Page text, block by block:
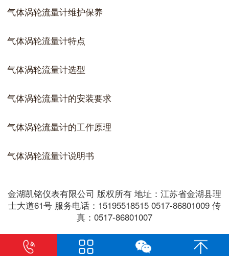
气体涡轮流量计维护保养
气体涡轮流量计特点
气体涡轮流量计选型
气体涡轮流量计的安装要求
气体涡轮流量计的工作原理
气体涡轮流量计说明书
金湖凯铭仪表有限公司 版权所有 地址：江苏省金湖县理
士大道61号 服务电话：15195518515 0517-86801009 传
真：0517-86801007